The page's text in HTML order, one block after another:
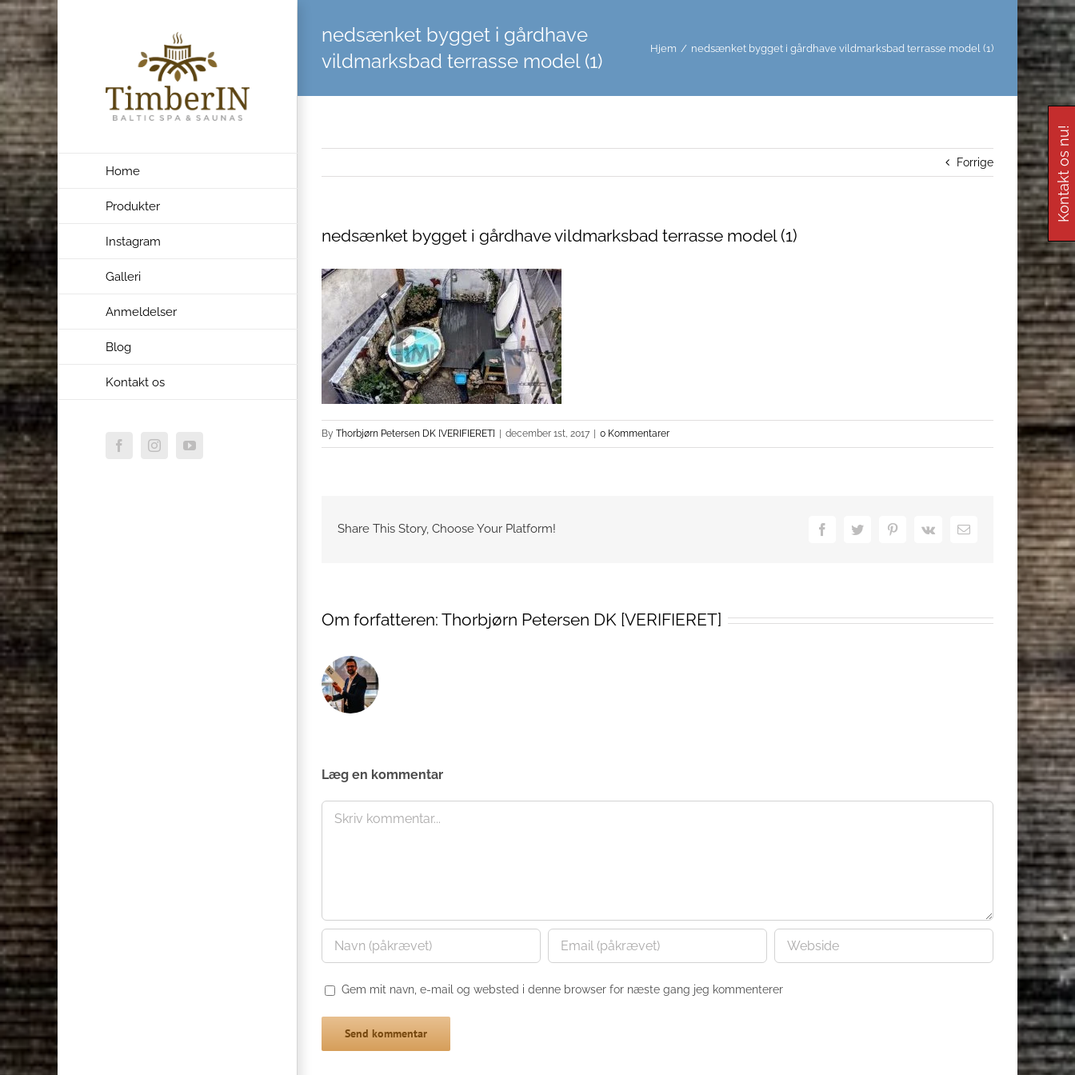
Skip
to
content
Home
Produkter
Instagram
Galleri
Anmeldelser
Blog
Kontakt os
FacebookInstagramYouTube
nedsænket bygget i gårdhave
vildmarksbad terrasse model (1)
Hjem / nedsænket bygget i gårdhave vildmarksbad terrasse model (1)
Forrige
nedsænket bygget i gårdhave vildmarksbad terrasse model (1)
By Thorbjørn Petersen DK [VERIFIERET] december 1st, 2017 0 Kommentarer
Share This Story, Choose Your Platform! FacebookTwitter PinterestVk Email
Om forfatteren: Thorbjørn Petersen DK [VERIFIERET]
Læg en kommentar
Comment
Gem mit navn, e-mail og websted i denne browser for næste gang jeg kommenterer
Kontakt os nu!